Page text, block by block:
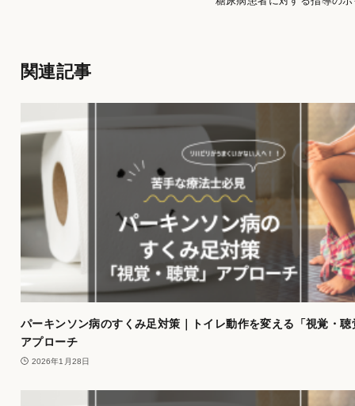
関連記事
パーキンソン病のすくみ足対策｜トイレ動作を変える「視覚・聴
アプローチ
2026年1月28日